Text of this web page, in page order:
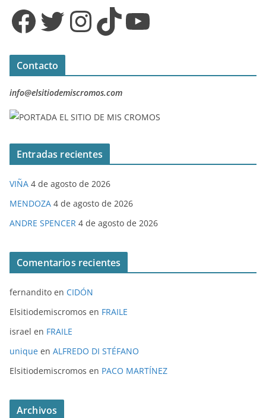
Facebook Twitter InstagramTikTok YouTube
Contacto
info@elsitiodemiscromos.com
Entradas recientes
VIÑA 4 de agosto de 2026
MENDOZA 4 de agosto de 2026
ANDRE SPENCER 4 de agosto de 2026
Comentarios recientes
fernandito en CIDÓN
Elsitiodemiscromos en FRAILE
israel en FRAILE
unique en ALFREDO DI STÉFANO
Elsitiodemiscromos en PACO MARTÍNEZ
Archivos